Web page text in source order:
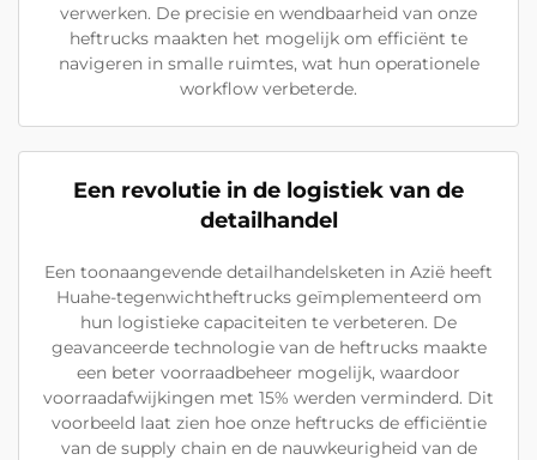
verwerken. De precisie en wendbaarheid van onze
heftrucks maakten het mogelijk om efficiënt te
navigeren in smalle ruimtes, wat hun operationele
workflow verbeterde.
Een revolutie in de logistiek van de
detailhandel
Een toonaangevende detailhandelsketen in Azië heeft
Huahe-tegenwichtheftrucks geïmplementeerd om
hun logistieke capaciteiten te verbeteren. De
geavanceerde technologie van de heftrucks maakte
een beter voorraadbeheer mogelijk, waardoor
voorraadafwijkingen met 15% werden verminderd. Dit
voorbeeld laat zien hoe onze heftrucks de efficiëntie
van de supply chain en de nauwkeurigheid van de